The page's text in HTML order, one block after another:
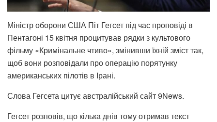
Міністр оборони США Піт Гегсет під час проповіді в
Пентагоні 15 квітня процитував рядки з культового
фільму «Кримінальне чтиво», змінивши їхній зміст так,
щоб вони розповідали про операцію порятунку
американських пілотів в Ірані.
Слова Гегсета цитує австралійський сайт 9News.
Гегсет розповів, що кілька днів тому отримав текст